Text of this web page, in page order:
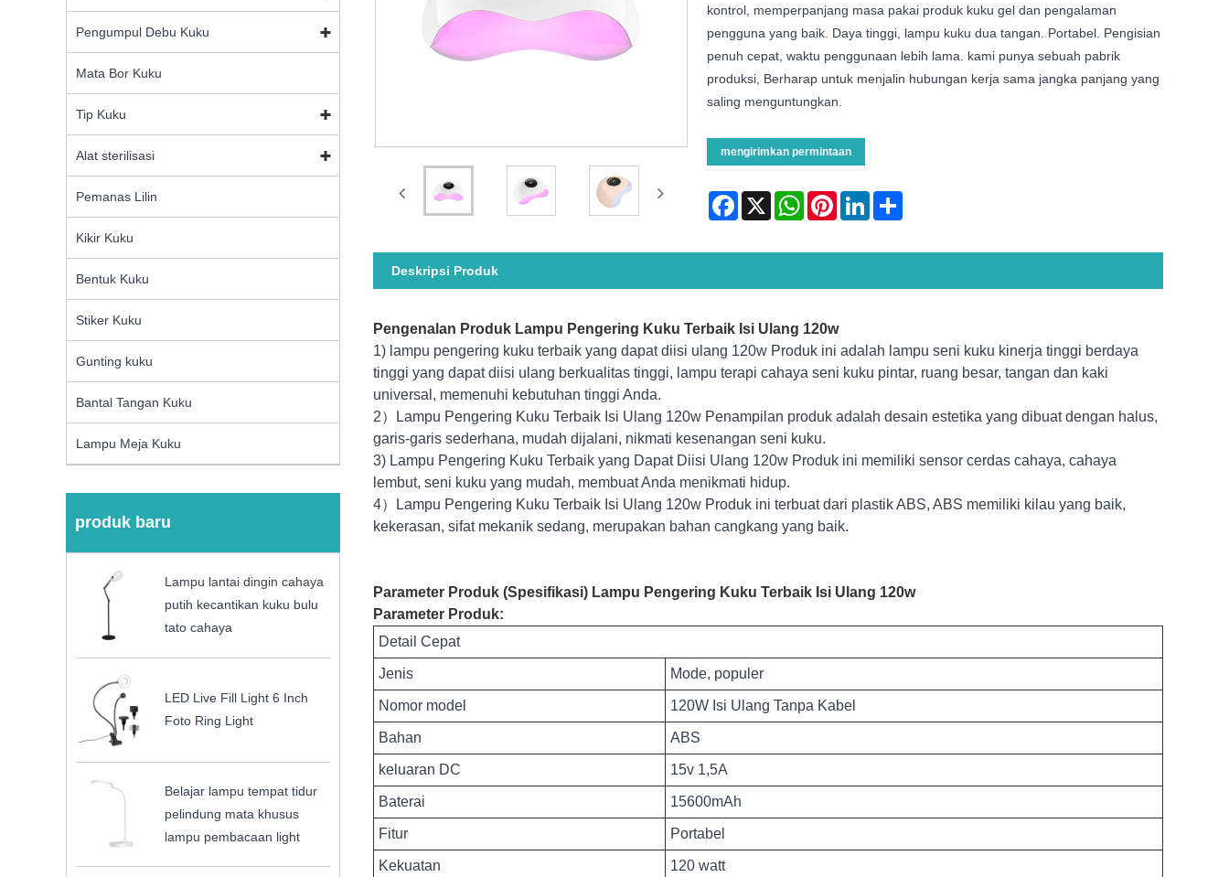
Pengumpul Debu Kuku
Mata Bor Kuku
Tip Kuku
Alat sterilisasi
Pemanas Lilin
Kikir Kuku
Bentuk Kuku
Stiker Kuku
Gunting kuku
Bantal Tangan Kuku
Lampu Meja Kuku
produk baru
Lampu lantai dingin cahaya
putih kecantikan kuku bulu
tato cahaya
LED Live Fill Light 6 Inch
Foto Ring Light
Belajar lampu tempat tidur
pelindung mata khusus
lampu pembacaan light
kontrol, memperpanjang masa pakai produk kuku gel dan pengalaman
pengguna yang baik. Daya tinggi, lampu kuku dua tangan. Portabel. Pengisian
penuh cepat, waktu penggunaan lebih lama. kami punya sebuah pabrik
produksi, Berharap untuk menjalin hubungan kerja sama jangka panjang yang
saling menguntungkan.
mengirimkan permintaan
Facebook
X WhatsAppPinterestLinkedInShare
Deskripsi Produk
Pengenalan Produk Lampu Pengering Kuku Terbaik Isi Ulang 120w
1) lampu pengering kuku terbaik yang dapat diisi ulang 120w Produk ini adalah lampu seni kuku kinerja tinggi berdaya
tinggi yang dapat diisi ulang berkualitas tinggi, lampu terapi cahaya seni kuku pintar, ruang besar, tangan dan kaki
universal, memenuhi kebutuhan tinggi Anda.
2）Lampu Pengering Kuku Terbaik Isi Ulang 120w Penampilan produk adalah desain estetika yang dibuat dengan halus,
garis-garis sederhana, mudah dijalani, nikmati kesenangan seni kuku.
3) Lampu Pengering Kuku Terbaik yang Dapat Diisi Ulang 120w Produk ini memiliki sensor cerdas cahaya, cahaya
lembut, seni kuku yang mudah, membuat Anda menikmati hidup.
4）Lampu Pengering Kuku Terbaik Isi Ulang 120w Produk ini terbuat dari plastik ABS, ABS memiliki kilau yang baik,
kekerasan, sifat mekanik sedang, merupakan bahan cangkang yang baik.
Parameter Produk (Spesifikasi) Lampu Pengering Kuku Terbaik Isi Ulang 120w
Parameter Produk:
Detail Cepat
Jenis Mode, populer
Nomor model 120W Isi Ulang Tanpa Kabel
Bahan ABS
keluaran DC 15v 1,5A
Baterai 15600mAh
Fitur Portabel
Kekuatan 120 watt